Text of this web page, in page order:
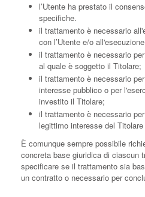
l’Utente ha prestato il
specifiche.
il trattamento è necessario
con l’Utente e/o
il trattamento è necessario
al quale è soggetto il Titolare;
il trattamento è necessario
interesse pubblico o per
investito il Titolare;
il trattamento è necessario
legittimo interesse del
È comunque sempre possibile
concreta base giuridica di ciascun
specificare se il trattamento sia
un contratto o necessario per